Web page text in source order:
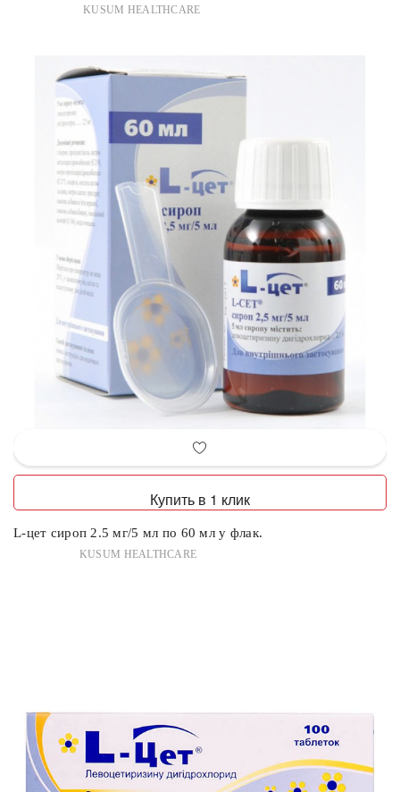
KUSUM HEALTHCARE
Купить в 1 клик
L-цет сироп 2.5 мг/5 мл по 60 мл у флак.
KUSUM HEALTHCARE